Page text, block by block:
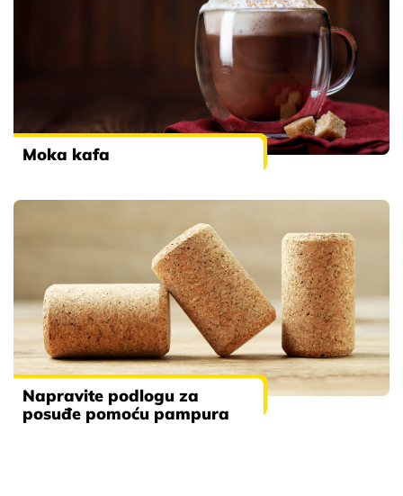
Moka kafa
Napravite podlogu za
posuđe pomoću pampura